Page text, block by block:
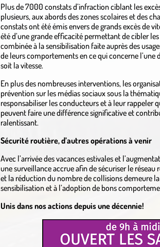
Plus de 7000 constats d’infraction ciblant les
plusieurs, aux abords des zones scolaires et des
constats ont été émis envers de grands excès de
été d’une grande efficacité permettant de cibler
combinée à la sensibilisation faite auprès des
de leurs comportements en ce qui concerne l’une
soit la vitesse.
En plus des nombreuses interventions, les
prévention sur les médias sociaux sous la
responsabiliser les conducteurs et à leur rappeler
peuvent faire une différence significative et
ralentissant.
Sécurité routière, d’autres opérations à venir
Avec l’arrivée des vacances estivales et
une surveillance accrue afin de sécuriser le
et la réduction du nombre de collisions demeure
sensibilisation et à l’adoption de bons
Unis dans nos actions depuis une décennie!